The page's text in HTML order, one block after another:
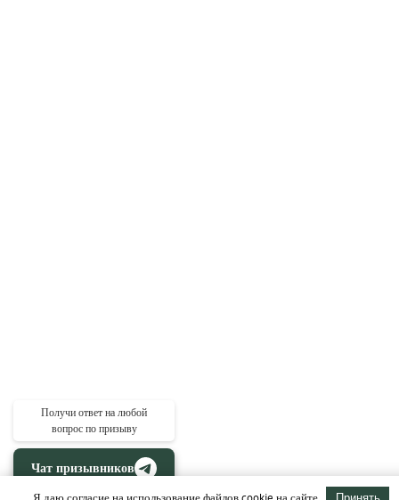
Получи ответ на любой
вопрос по призыву
Чат призывников